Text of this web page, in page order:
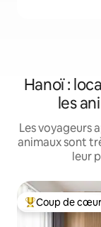
Hanoï :
les
Les voyageurs
animaux sont
leur
Coups de cœur
Coup de